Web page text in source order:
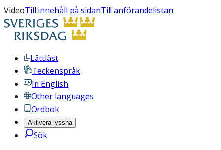
VideoTill innehåll på sidanTill anförandelistan
Lättläst
Teckenspråk
In English
Other languages
Ordbok
Aktivera lyssna
Sök